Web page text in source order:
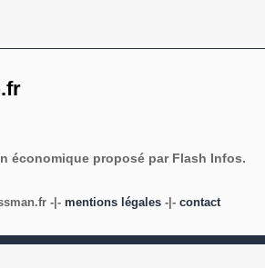
économique proposé par Flash Infos.
-|- mentions légales -|- contact